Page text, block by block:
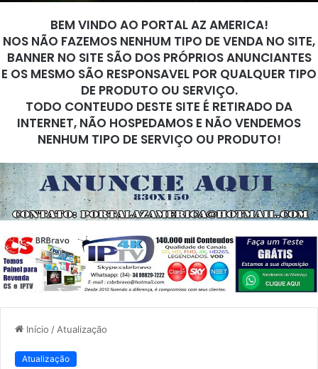
BEM VINDO AO PORTAL AZ AMERICA!
NOS NÃO FAZEMOS NENHUM TIPO DE VENDA NO SITE,
BANNER NO SITE SÃO DOS PRÓPRIOS ANUNCIANTES
E OS MESMO SÃO RESPONSAVEL POR QUALQUER TIPO
DE PRODUTO OU SERVIÇO.
TODO CONTEUDO DESTE SITE É RETIRADO DA
INTERNET, NÃO HOSPEDAMOS E NÃO VENDEMOS
NENHUM TIPO DE SERVIÇO OU PRODUTO!
Início / Atualização
Atualização